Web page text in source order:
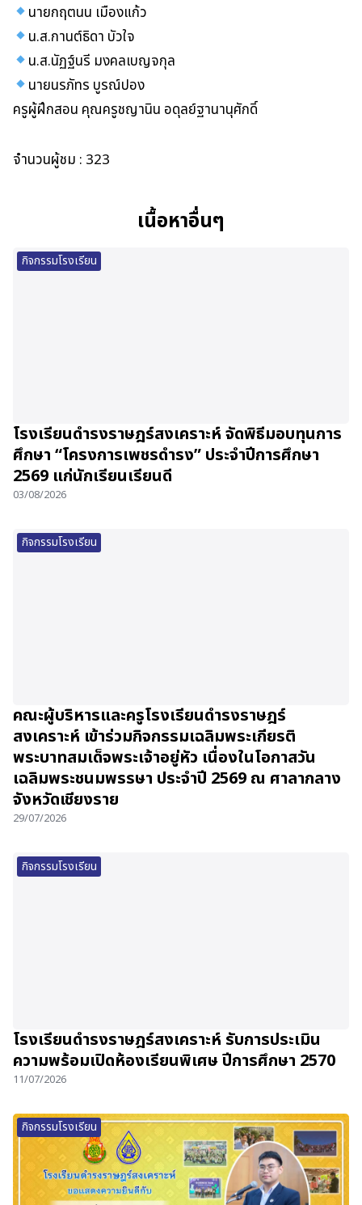
นายกฤตนน เมืองแก้ว
น.ส.กานต์ธิดา บัวใจ
น.ส.นัฏฐ์นรี มงคลเบญจกุล
นายนรภัทร บูรณ์ปอง
ครูผู้ฝึกสอน คุณครูชญานิน อดุลย์ฐานานุศักดิ์
จำนวนผู้ชม : 323
เนื้อหาอื่นๆ
กิจกรรมโรงเรียน
โรงเรียนดำรงราษฎร์สงเคราะห์ จัดพิธีมอบทุนการ
ศึกษา “โครงการเพชรดำรง” ประจำปีการศึกษา
2569 แก่นักเรียนเรียนดี
03/08/2026
กิจกรรมโรงเรียน
คณะผู้บริหารและครูโรงเรียนดำรงราษฎร์
สงเคราะห์ เข้าร่วมกิจกรรมเฉลิมพระเกียรติ
พระบาทสมเด็จพระเจ้าอยู่หัว เนื่องในโอกาสวัน
เฉลิมพระชนมพรรษา ประจำปี 2569 ณ ศาลากลาง
จังหวัดเชียงราย
29/07/2026
กิจกรรมโรงเรียน
โรงเรียนดำรงราษฎร์สงเคราะห์ รับการประเมิน
ความพร้อมเปิดห้องเรียนพิเศษ ปีการศึกษา 2570
11/07/2026
กิจกรรมโรงเรียน